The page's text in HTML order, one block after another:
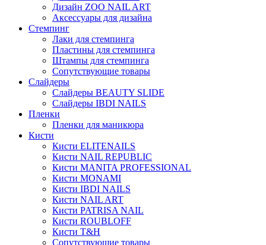
Дизайн ZOO NAIL ART
Аксессуары для дизайна
Стемпинг
Лаки для стемпинга
Пластины для стемпинга
Штампы для стемпинга
Сопутствующие товары
Слайдеры
Слайдеры BEAUTY SLIDE
Слайдеры IBDI NAILS
Пленки
Пленки для маникюра
Кисти
Кисти ELITENAILS
Кисти NAIL REPUBLIC
Кисти MANITA PROFESSIONAL
Кисти MONAMI
Кисти IBDI NAILS
Кисти NAIL ART
Кисти PATRISA NAIL
Кисти ROUBLOFF
Кисти T&H
Сопутствующие товары